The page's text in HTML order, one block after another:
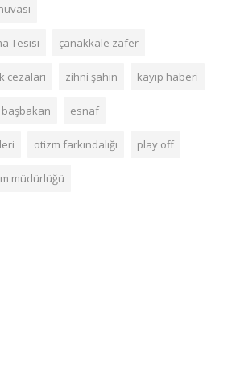
Tesisi çanakkale zafer
cezaları zihni şahin kayıp haberi
başbakan esnaf
otizm farkındalığı play off
müdürlüğü